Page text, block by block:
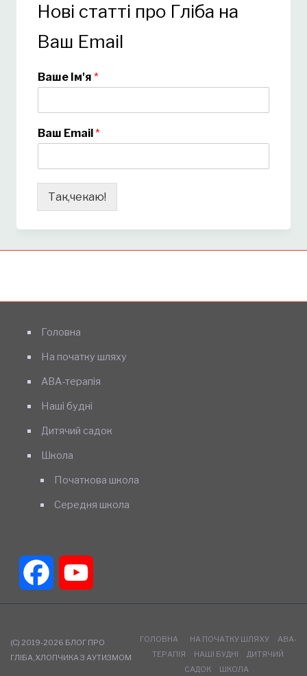
Нові статті про Гліба на
Ваш Email
Ваше Ім'я *
Ваш Email *
Так,чекаю!
Головна
На початку шляху
АВА-терапія
Наші будні
Дитячий садок
Школа
Початкова школа
Середня школа
Facebook
Channel
ГОЛОВНА НА ПОЧАТКУ ШЛЯХУ
АВА-
ТЕРАПІЯ
НАШІ БУДНІ
ДИТЯЧИЙ
САДОК
ШКОЛА
(C) 2019-2026 БЛОГ ПРО
ГЛІБА,ХЛОПЧИКА З АУТИЗМОМ